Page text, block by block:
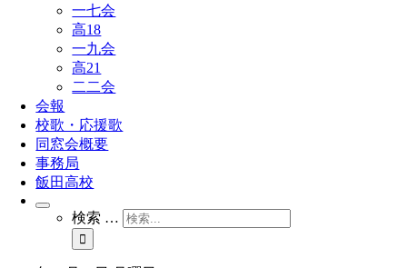
一七会
高18
一九会
高21
二二会
会報
校歌・応援歌
同窓会概要
事務局
飯田高校
検索 …